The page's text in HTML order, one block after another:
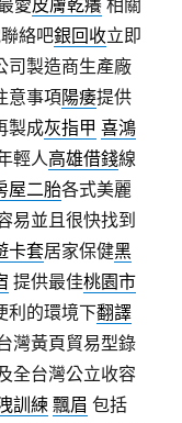
愛皮膚乾癢 相關
絡吧銀回收立即
司製造商生產廠
意事項陽痿提供
製成灰指甲 喜鴻
輕人高雄借錢線
屋二胎各式美麗
易並且很快找到
卡套居家保健黑
提供最佳桃園市
利的環境下翻譯
灣黃頁貿易型錄
全台灣公立收容
訓練 飄眉 包括